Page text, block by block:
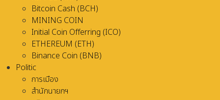
Bitcoin Cash (BCH)
MINING COIN
Initial Coin Offerring (ICO)
ETHEREUM (ETH)
Binance Coin (BNB)
Politic
การเมือง
สำนักนายกฯ